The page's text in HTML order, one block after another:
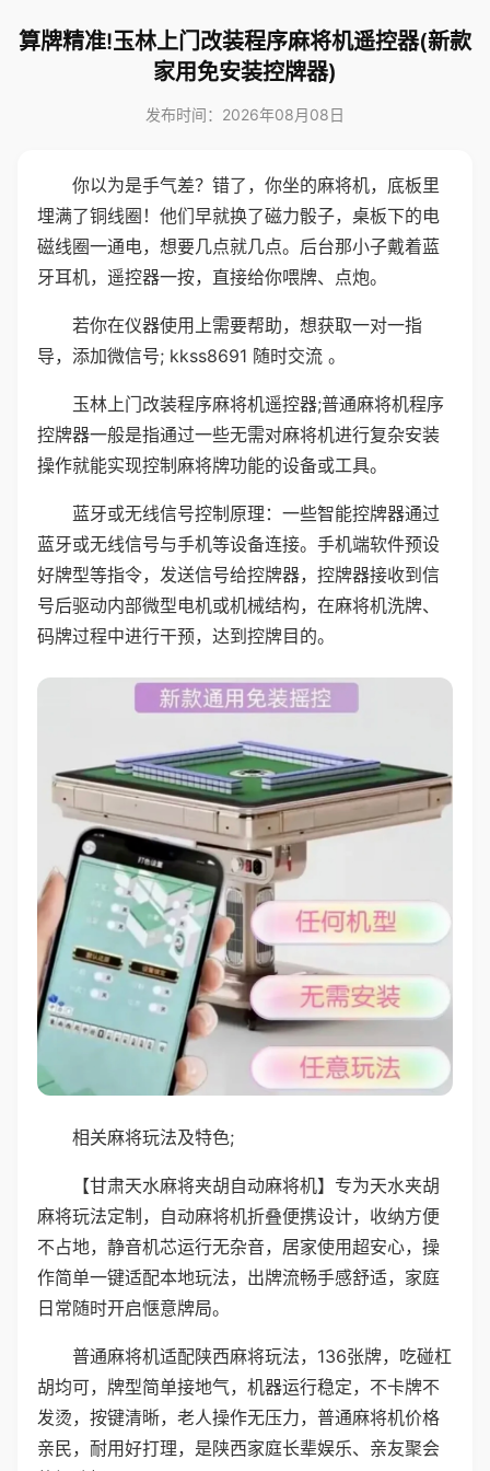
算牌精准!玉林上门改装程序麻将机遥控器(新款
家用免安装控牌器)
发布时间：2026年08月08日
你以为是手气差？错了，你坐的麻将机，底板里
埋满了铜线圈！他们早就换了磁力骰子，桌板下的电
磁线圈一通电，想要几点就几点。后台那小子戴着蓝
牙耳机，遥控器一按，直接给你喂牌、点炮。
若你在仪器使用上需要帮助，想获取一对一指
导，添加微信号; kkss8691 随时交流 。
玉林上门改装程序麻将机遥控器;普通麻将机程序
控牌器一般是指通过一些无需对麻将机进行复杂安装
操作就能实现控制麻将牌功能的设备或工具。
蓝牙或无线信号控制原理：一些智能控牌器通过
蓝牙或无线信号与手机等设备连接。手机端软件预设
好牌型等指令，发送信号给控牌器，控牌器接收到信
号后驱动内部微型电机或机械结构，在麻将机洗牌、
码牌过程中进行干预，达到控牌目的。
相关麻将玩法及特色;
【甘肃天水麻将夹胡自动麻将机】专为天水夹胡
麻将玩法定制，自动麻将机折叠便携设计，收纳方便
不占地，静音机芯运行无杂音，居家使用超安心，操
作简单一键适配本地玩法，出牌流畅手感舒适，家庭
日常随时开启惬意牌局。
普通麻将机适配陕西麻将玩法，136张牌，吃碰杠
胡均可，牌型简单接地气，机器运行稳定，不卡牌不
发烫，按键清晰，老人操作无压力，普通麻将机价格
亲民，耐用好打理，是陕西家庭长辈娱乐、亲友聚会